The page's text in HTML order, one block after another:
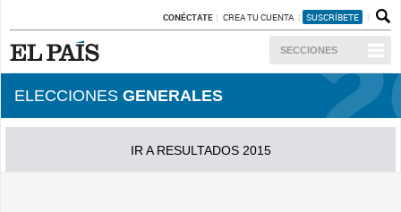
CONÉCTATE CREA TU CUENTA SUSCRÍBETE
SECCIONES
ELECCIONES GENERALES
IR A RESULTADOS 2015